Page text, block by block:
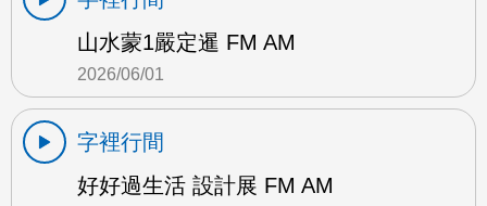
山水蒙1嚴定暹 FM AM
2026/06/01
字裡行間
好好過生活 設計展 FM AM